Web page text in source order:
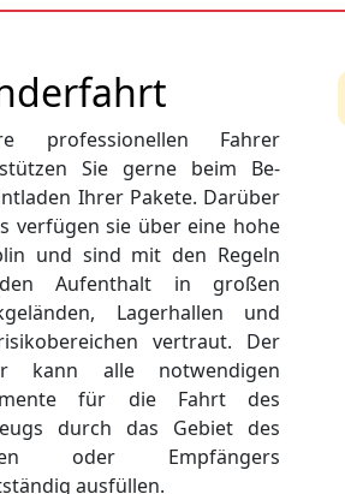
professionellen Fahrer
Sie gerne beim Be-
Ihrer Pakete. Darüber
verfügen sie über eine hohe
und sind mit den Regeln
Aufenthalt in großen
Lagerhallen und
vertraut. Der
kann alle notwendigen
für die Fahrt des
durch das Gebiet des
oder Empfängers
ausfüllen.